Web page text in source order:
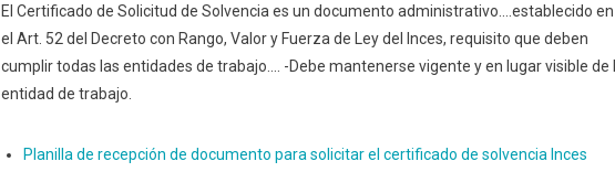
El Certificado de Solicitud de Solvencia es un documento administrativo....establecido en
el Art. 52 del Decreto con Rango, Valor y Fuerza de Ley del Inces, requisito que deben
cumplir todas las entidades de trabajo.... -Debe mantenerse vigente y en lugar visible de
entidad de trabajo.
Planilla de recepción de documento para solicitar el certificado de solvencia Inces